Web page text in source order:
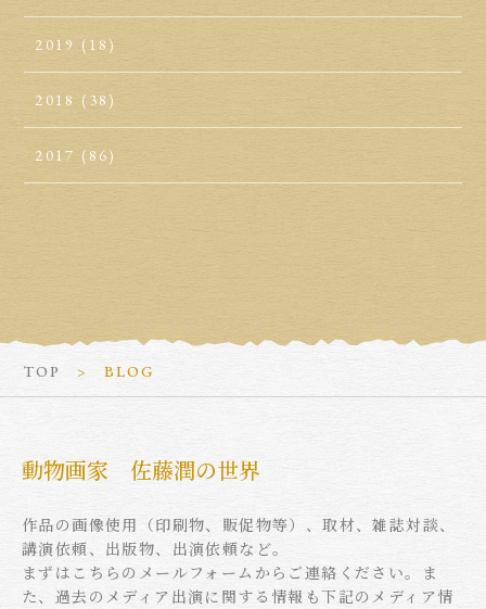
2019 (18)
2018 (38)
2017 (86)
TOP BLOG
動物画家 佐藤潤の世界
作品の画像使用（印刷物、販促物等）、取材、雑誌対談、
講演依頼、出版物、出演依頼など。
まずはこちらのメールフォームからご連絡ください。ま
た、過去のメディア出演に関する情報も下記のメディア情